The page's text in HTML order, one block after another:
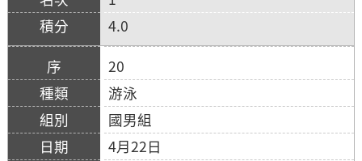
4.0
20
游泳
國男組
4月22日